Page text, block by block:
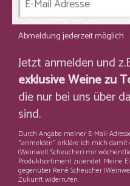
Abmeldung jederzeit möglich
Jetzt anmelden und
exklusive Weine zu
die nur bei uns über
sind.
Durch Angabe meiner E-Mail-
"anmelden" erkläre ich mich damit
(Weinwelt Scheucher) mir
Produktsortiment zusendet. Meine
gegenüber René Scheucher
Zukunft widerrufen.